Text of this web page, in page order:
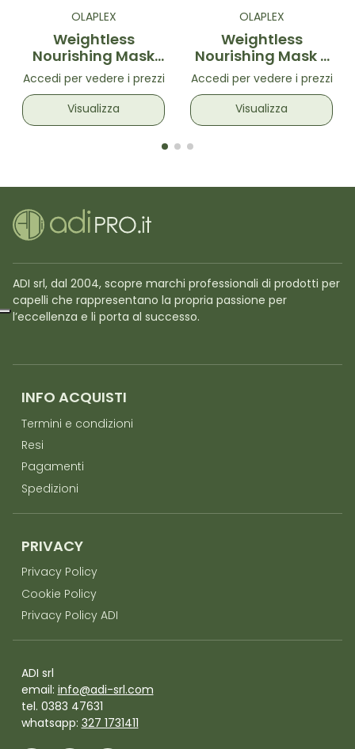
OLAPLEX
Weightless
Nourishing Mask
370ml - Maschera
nutriente leggera
Accedi per vedere i prezzi
Visualizza
OLAPLEX
Weightless
Nourishing Mask -
Maschera
nutriente leggera
Accedi per vedere i prezzi
Visualizza
ADI srl, dal 2004, scopre marchi professionali di prodotti per
capelli che rappresentano la propria passione per
l’eccellenza e li porta al successo.
INFO ACQUISTI
Termini e condizioni
Resi
Pagamenti
Spedizioni
PRIVACY
Privacy Policy
Cookie Policy
Privacy Policy ADI
ADI srl
email: info@adi-srl.com
tel. 0383 47631
whatsapp: 327 1731411